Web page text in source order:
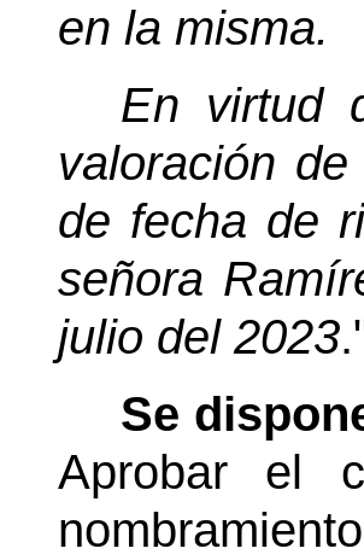
en la misma.
En virtud
valoración
de fecha de
señora
julio del 2023
Se
Aprobar el